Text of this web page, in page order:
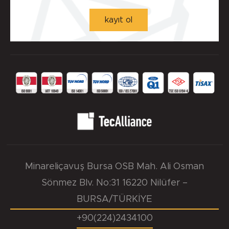
kayıt ol
Minareliçavuş Bursa OSB Mah. Ali Osman
Sönmez Blv. No:31 16220 Nilüfer –
BURSA/TÜRKİYE
+90(224)2434100